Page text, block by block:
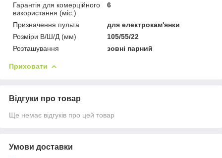
Гарантія для комерційного
використання (міс.)
6
Призначення пульта
для електрокам'янки
Розміри В/Ш/Д (мм)
105/55/22
Розташування
зовні парний
Приховати
Відгуки про товар
Ще немає відгуків про цей товар
Умови доставки